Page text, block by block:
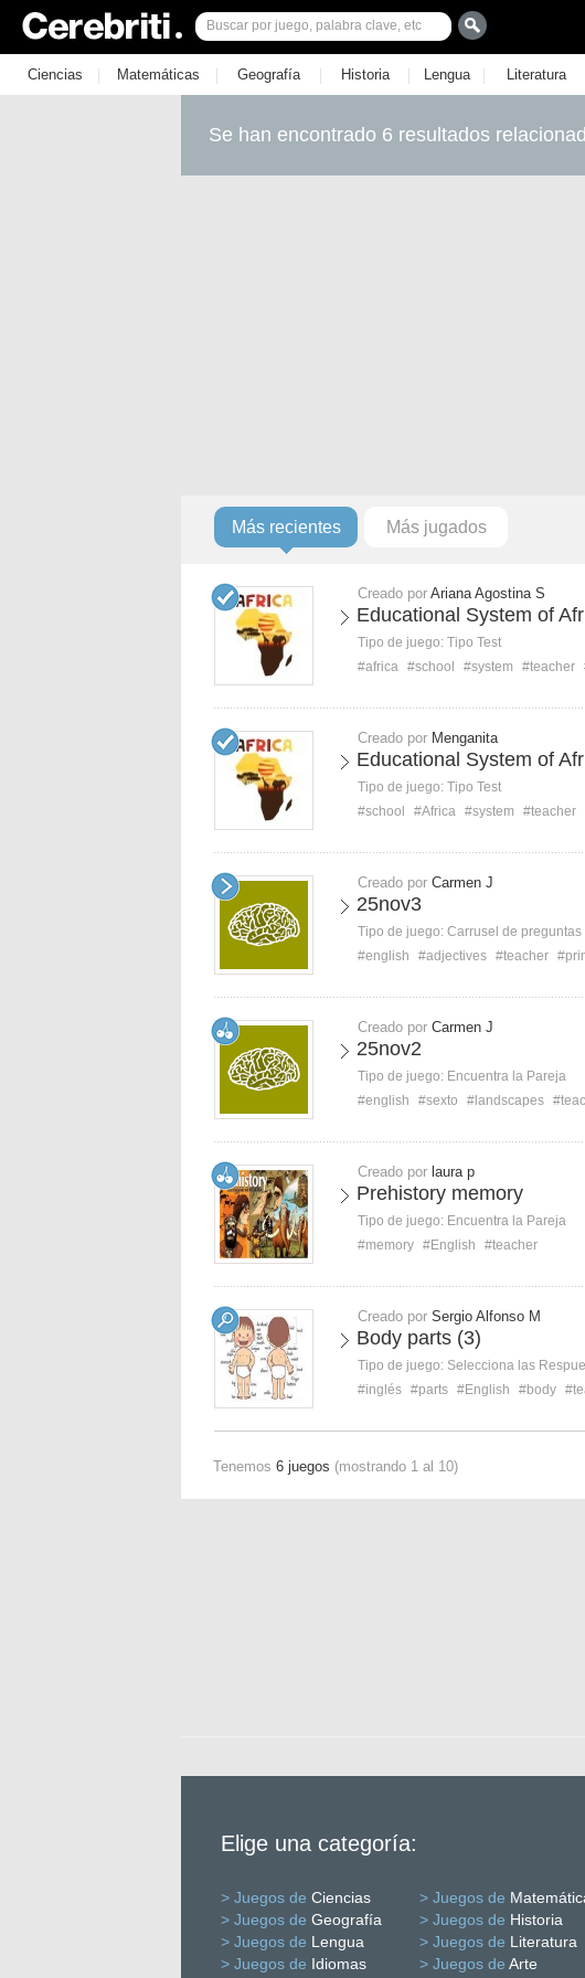
Ciencias | Matemáticas | Geografía | Historia | Lengua | Literatura
Se han encontrado 6 resultados
Más recientes Más jugados
Creado por Ariana Agostina S
Educational System of
Tipo de juego: Tipo Test
#africa #school #system #teacher
Creado por Menganita
Educational System of
Tipo de juego: Tipo Test
#school
#Africa #system #teacher
Creado por Carmen J
25nov3
Tipo de juego: Carrusel de preguntas
#english
#adjectives #teacher
Creado por Carmen J
25nov2
Tipo de juego: Encuentra la Pareja
#english
#sexto #landscapes
Creado por laura p
Prehistory memory
Tipo de juego: Encuentra la Pareja
#memory #English #teacher
Creado por Sergio Alfonso M
Body parts (3)
Tipo de juego: Selecciona las
#inglés #parts #English #body
Tenemos 6 juegos (mostrando 1 al 10)
Elige una categoría:
> Juegos de Ciencias > Juegos de
> Juegos de Geografía > Juegos de Historia
> Juegos de Lengua > Juegos de Literatura
> Juegos de Idiomas > Juegos de Arte